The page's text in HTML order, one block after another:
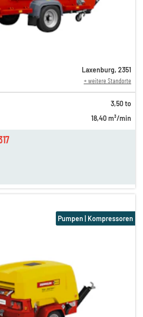
Laxenburg, 2351
+ weitere Standorte
3,50 to
18,40 m³/min
Pumpen | Kompressoren